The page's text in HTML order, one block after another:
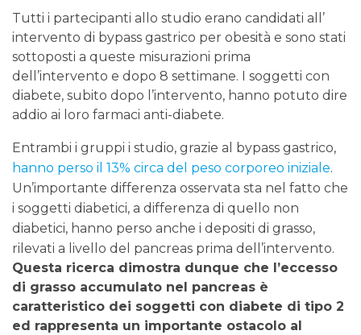
Tutti i partecipanti allo studio erano candidati all’
intervento di bypass gastrico per obesità e sono stati
sottoposti a queste misurazioni prima
dell’intervento e dopo 8 settimane. I soggetti con
diabete, subito dopo l’intervento, hanno potuto dire
addio ai loro farmaci anti-diabete.
Entrambi i gruppi i studio, grazie al bypass gastrico,
hanno perso il 13% circa del peso corporeo iniziale.
Un’importante differenza osservata sta nel fatto che
i soggetti diabetici, a differenza di quello non
diabetici, hanno perso anche i depositi di grasso,
rilevati a livello del pancreas prima dell’intervento.
Questa ricerca dimostra dunque che l’eccesso
di grasso accumulato nel pancreas è
caratteristico dei soggetti con diabete di tipo 2
ed rappresenta un importante ostacolo al